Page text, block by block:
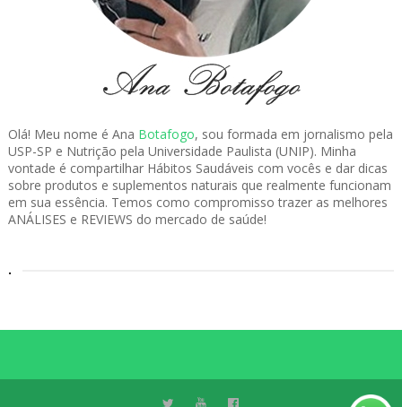
Olá! Meu nome é Ana Botafogo, sou formada em jornalismo pela
USP-SP e Nutrição pela Universidade Paulista (UNIP). Minha
vontade é compartilhar Hábitos Saudáveis com vocês e dar dicas
sobre produtos e suplementos naturais que realmente funcionam
em sua essência. Temos como compromisso trazer as melhores
ANÁLISES e REVIEWS do mercado de saúde!
.